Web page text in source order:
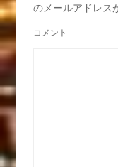
のメールアドレス
コメント